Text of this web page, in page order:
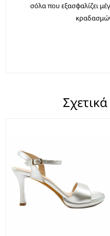
σόλα που εξασφαλίζει